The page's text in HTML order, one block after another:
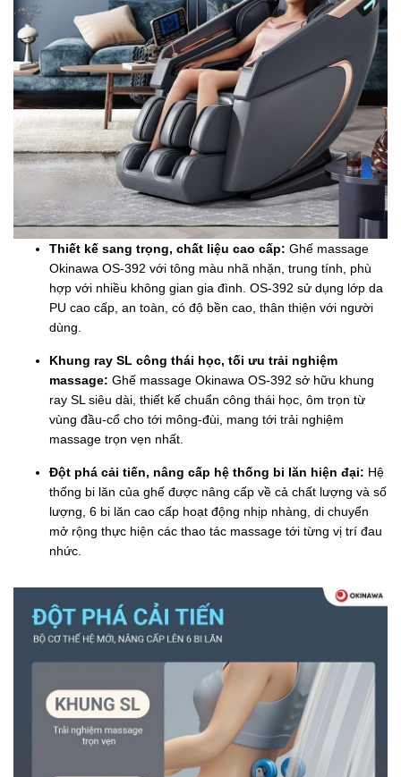
Thiết kế sang trọng, chất liệu cao cấp: Ghế massage
Okinawa OS-392 với tông màu nhã nhặn, trung tính, phù
hợp với nhiều không gian gia đình. OS-392 sử dụng lớp da
PU cao cấp, an toàn, có độ bền cao, thân thiện với người
dùng.
Khung ray SL công thái học, tối ưu trải nghiệm
massage: Ghế massage Okinawa OS-392 sở hữu khung
ray SL siêu dài, thiết kế chuẩn công thái học, ôm trọn từ
vùng đầu-cổ cho tới mông-đùi, mang tới trải nghiệm
massage trọn vẹn nhất.
Đột phá cải tiến, nâng cấp hệ thống bi lăn hiện đại: Hệ
thống bi lăn của ghế được nâng cấp về cả chất lượng và số
lượng, 6 bi lăn cao cấp hoạt động nhịp nhàng, di chuyển
mở rộng thực hiện các thao tác massage tới từng vị trí đau
nhức.